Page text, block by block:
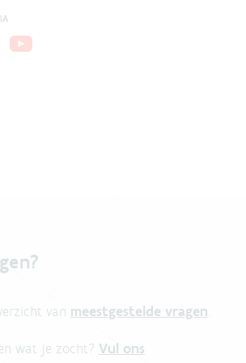
van meestgestelde vragen
wat je zocht? Vul ons